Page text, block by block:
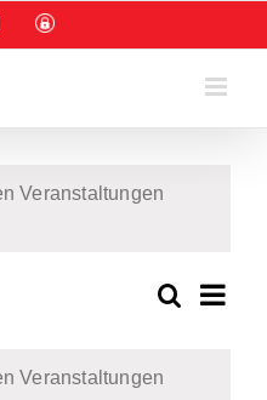
User-
Veranstaltungen
und
Suche
Monat
Veranstaltungen